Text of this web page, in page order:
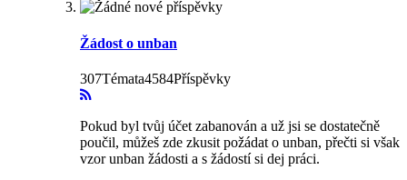
Žádost o unban
307Témata4584Příspěvky
Pokud byl tvůj účet zabanován a už jsi se dostatečně
poučil, můžeš zde zkusit požádat o unban, přečti si však
vzor unban žádosti a s žádostí si dej práci.